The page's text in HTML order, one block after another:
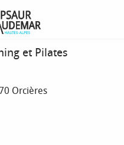
Training et Pilates
et Pilates
Orcières